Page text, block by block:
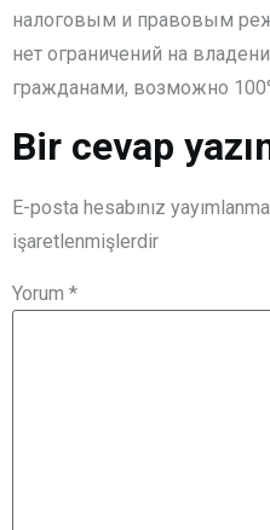
налоговым и правовым
нет ограничений на
гражданами, возможно
Bir cevap
E-posta hesabınız
işaretlenmişlerdir
Yorum *